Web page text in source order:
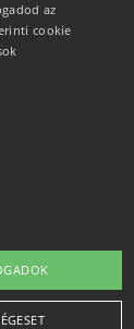
kapcsolat
nyilatkozat
Rólunk
az
cookie